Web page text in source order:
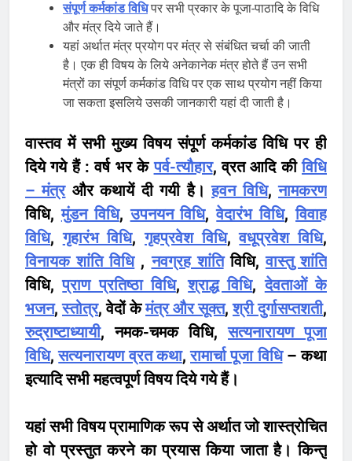
संपूर्ण कर्मकांड विधिपर सभी प्रकार के पूजा-पाठादि के विधि
और मंत्र दिये जाते हैं।
यहां अर्थात मंत्र प्रयोग पर मंत्र से संबंधित चर्चा की जाती
है। एक ही विषय के लिये अनेकानेक मंत्र होते हैं उन सभी
मंत्रों का संपूर्ण कर्मकांड विधि पर एक साथ प्रयोग नहीं किया
जा सकता इसलिये उसकी जानकारी यहां दी जाती है।
वास्तव में सभी मुख्य विषय संपूर्ण कर्मकांड विधि पर ही
दिये गये हैं : वर्ष भर केपर्व-त्यौहार, व्रत आदि कीविधि
– मंत्रऔर कथायें दी गयी है।हवन विधि,नामकरण
विधि,मुंडन विधि,उपनयन विधि,वेदारंभ विधि,विवाह
विधि,गृहारंभ विधि,गृहप्रवेश विधि,वधूप्रवेश विधि,
विनायक शांति विधि,नवग्रह शांतिविधि,वास्तु शांति
विधि,प्राण प्रतिष्ठा विधि,श्राद्ध विधि,देवताओं के
भजन,स्तोत्र, वेदों केमंत्र और सूक्त,श्री दुर्गासप्तशती,
रुद्राष्टाध्यायी, नमक-चमक विधि,सत्यनारायण पूजा
विधि,सत्यनारायण व्रत कथा,रामार्चा पूजा विधि– कथा
इत्यादि सभी महत्वपूर्ण विषय दिये गये हैं।
यहां सभी विषय प्रामाणिक रूप से अर्थात जो शास्त्रोचित
हो वो प्रस्तुत करने का प्रयास किया जाता है। किन्तु